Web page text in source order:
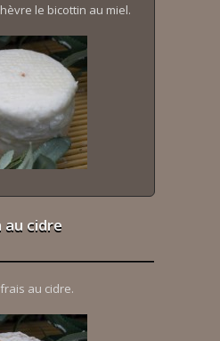
le bicottin au miel.
cidre
au cidre.